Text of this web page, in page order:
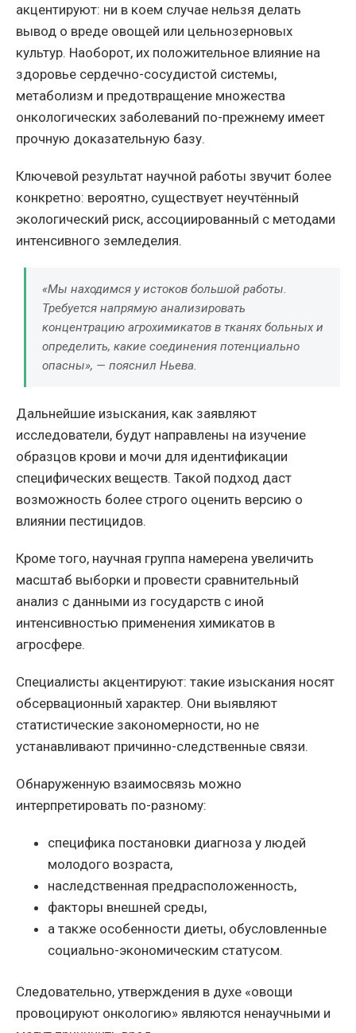
акцентируют: ни в коем случае нельзя делать
вывод о вреде овощей или цельнозерновых
культур. Наоборот, их положительное влияние на
здоровье сердечно-сосудистой системы,
метаболизм и предотвращение множества
онкологических заболеваний по-прежнему имеет
прочную доказательную базу.
Ключевой результат научной работы звучит более
конкретно: вероятно, существует неучтённый
экологический риск, ассоциированный с методами
интенсивного земледелия.
«Мы находимся у истоков большой работы.
Требуется напрямую анализировать
концентрацию агрохимикатов в тканях больных и
определить, какие соединения потенциально
опасны», — пояснил Ньева.
Дальнейшие изыскания, как заявляют
исследователи, будут направлены на изучение
образцов крови и мочи для идентификации
специфических веществ. Такой подход даст
возможность более строго оценить версию о
влиянии пестицидов.
Кроме того, научная группа намерена увеличить
масштаб выборки и провести сравнительный
анализ с данными из государств с иной
интенсивностью применения химикатов в
агросфере.
Специалисты акцентируют: такие изыскания носят
обсервационный характер. Они выявляют
статистические закономерности, но не
устанавливают причинно-следственные связи.
Обнаруженную взаимосвязь можно
интерпретировать по-разному:
специфика постановки диагноза у людей
молодого возраста,
наследственная предрасположенность,
факторы внешней среды,
а также особенности диеты, обусловленные
социально-экономическим статусом.
Следовательно, утверждения в духе «овощи
провоцируют онкологию» являются ненаучными и